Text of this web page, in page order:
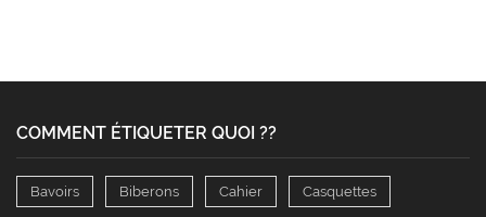
COMMENT ÉTIQUETER QUOI ??
Bavoirs Biberons Cahier Casquettes